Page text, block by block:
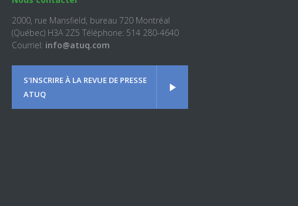
2000, rue Mansfield, bureau 720 Montréal
(Québec) H3A 2Z5 Téléphone: 514 280-4640
Courriel: info@atuq.com
S'INSCRIRE À LA REVUE DE PRESSE
ATUQ